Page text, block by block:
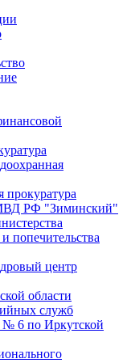
прокуратура
РФ "Зиминский"
попечительства
центр
области
служб
6 по Иркутской